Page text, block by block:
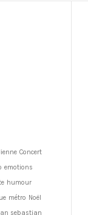
Concert
emotions
humour
métro Noël
sebastian